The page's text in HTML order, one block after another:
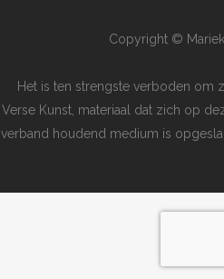
Copyright ©
Het is ten strengste verboden om
Verse Kunst, materiaal dat zich op
verband houdend medium is